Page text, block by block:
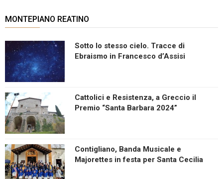
MONTEPIANO REATINO
Sotto lo stesso cielo. Tracce di
Ebraismo in Francesco d’Assisi
Cattolici e Resistenza, a Greccio il
Premio “Santa Barbara 2024”
Contigliano, Banda Musicale e
Majorettes in festa per Santa Cecilia